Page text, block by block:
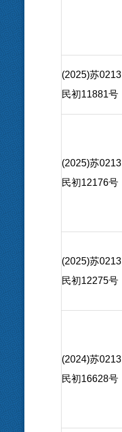
(2025)苏0213
民初11881号
(2025)苏0213
民初12176号
(2025)苏0213
民初12275号
(2024)苏0213
民初16628号